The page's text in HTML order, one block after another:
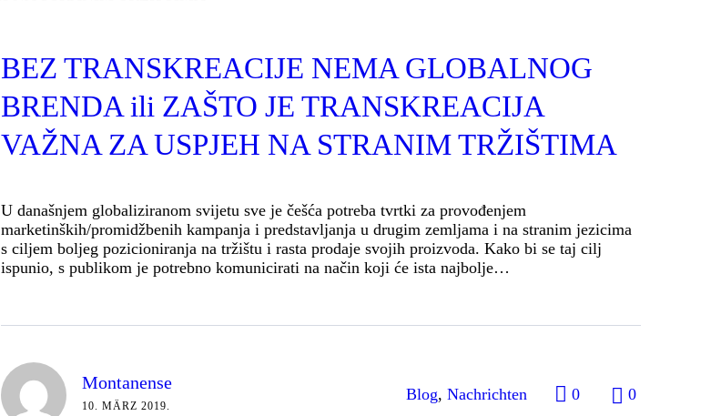
BEZ TRANSKREACIJE NEMA GLOBALNOG
BRENDA ili ZAŠTO JE TRANSKREACIJA
VAŽNA ZA USPJEH NA STRANIM TRŽIŠTIMA
U današnjem globaliziranom svijetu sve je češća potreba tvrtki za provođenjem
marketinških/promidžbenih kampanja i predstavljanja u drugim zemljama i na stranim jezicima
s ciljem boljeg pozicioniranja na tržištu i rasta prodaje svojih proizvoda. Kako bi se taj cilj
ispunio, s publikom je potrebno komunicirati na način koji će ista najbolje…
Montanense
10. MÄRZ 2019.
Blog,Nachrichten 0 0